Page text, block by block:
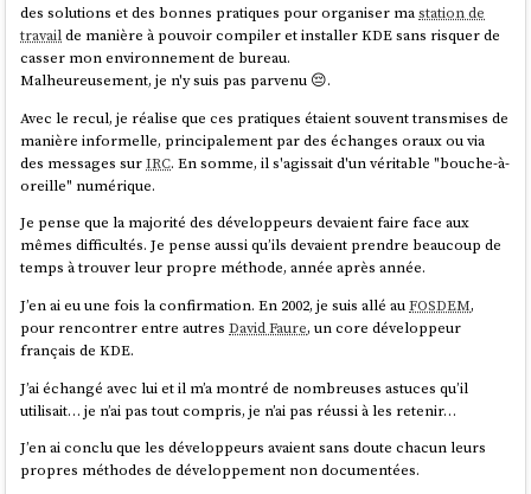
Autre difficulté, il fautajouter les arguments kernel suivants pour
activer l'accès réseau dès le début du process de boot afin de
permettre àclevisd'accéder au serveurtang:
variant: fcos
version: 1.6.0
kernel_arguments:
    - ip=dhcp
    - rd.neednet=1
J'ai intégré auREADME.md
documenter comment modifier à chaud la configurationclevis.
Par exemple pour changer de serveurtangou modifier le nombre de
pins
nécessaires pour déverrouiller la partition chiffrée.
Je partage cet avis 👍️.
C'est d'ailleurs cette tension qu'on trouve illustrée dans
l'opposition entre les deux sens de fork. Dans le sens
technique, forker un code source ne coûte rien. Dans le sens
humain, forker un projet demande beaucoup d'effort : il
(hébergement du code, site web, etc.), juridiquement
(éventuelle structure pour les droits, etc.) et humainement
(attirer les utilisateurs et les contributeurs vers le projet
source)
J'approuve 👍️.
des solutions et des bonnes pratiques pour organiser mastation de
travailde manière à pouvoir compiler et installer KDE sans risquer de
casser mon environnement de bureau.
Malheureusement, je n'y suis pas parvenu 😔.
Avec le recul, je réalise que ces pratiques étaient souvent transmises de
manière informelle, principalement par des échanges oraux ou via
des messages surIRC. En somme, il s'agissait d'un véritable "bouche-à-
oreille" numérique.
Je pense que la majorité des développeurs devaient faire face aux
mêmes difficultés. Je pense aussi qu’ils devaient prendre beaucoup de
temps à trouver leur propre méthode, année après année.
J’en ai eu une fois la confirmation. En 2002, je suis allé auFOSDEM,
pour rencontrer entre autresDavid Faure, un core développeur
français de KDE.
J’ai échangé avec lui et il m’a montré de nombreuses astuces qu’il
utilisait… je n’ai pas tout compris, je n’ai pas réussi à les retenir…
J’en ai conclu que les développeurs avaient sans doute chacun leurs
propres méthodes de développement non documentées.